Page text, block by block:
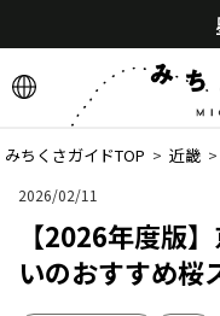
みちくさガイドTOP > 近畿 >
2026/02/11
【2026年度版
いのおすすめ桜